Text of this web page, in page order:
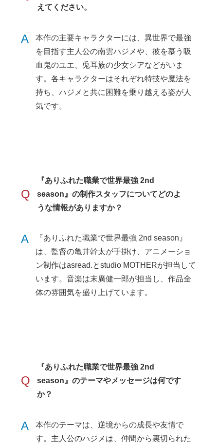
えてください。
A
本作の主要キャラクターには、異世界で最強
を目指す主人公の南雲ハジメや、彼を慕う吸
血鬼のユエ、兎耳族の少女シアなどがいま
す。各キャラクターはそれぞれ特技や魔法を
持ち、ハジメと共に困難を乗り越える姿が人
気です。
Q
『ありふれた職業で世界最強 2nd
season』の制作スタッフについてどのよ
うな情報がありますか？
A
『ありふれた職業で世界最強 2nd season』
は、監督の亀井幹太が手掛け、アニメーショ
ン制作はasread.とstudio MOTHERが担当して
います。音楽は末廣健一郎が担当し、作品全
体の雰囲気を盛り上げています。
Q
『ありふれた職業で世界最強 2nd
season』のテーマやメッセージは何です
か？
A
本作のテーマは、逆境からの成長や友情で
す。主人公のハジメは、仲間から裏切られた